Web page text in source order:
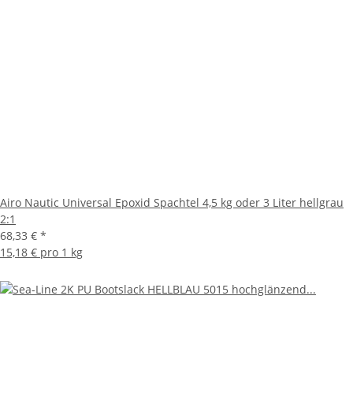
Airo Nautic Universal Epoxid Spachtel 4,5 kg oder 3 Liter hellgrau
2:1
68,33 € *
15,18 € pro 1 kg